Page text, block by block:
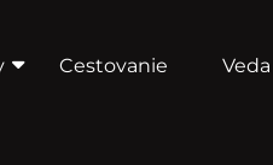
Cestovanie Veda